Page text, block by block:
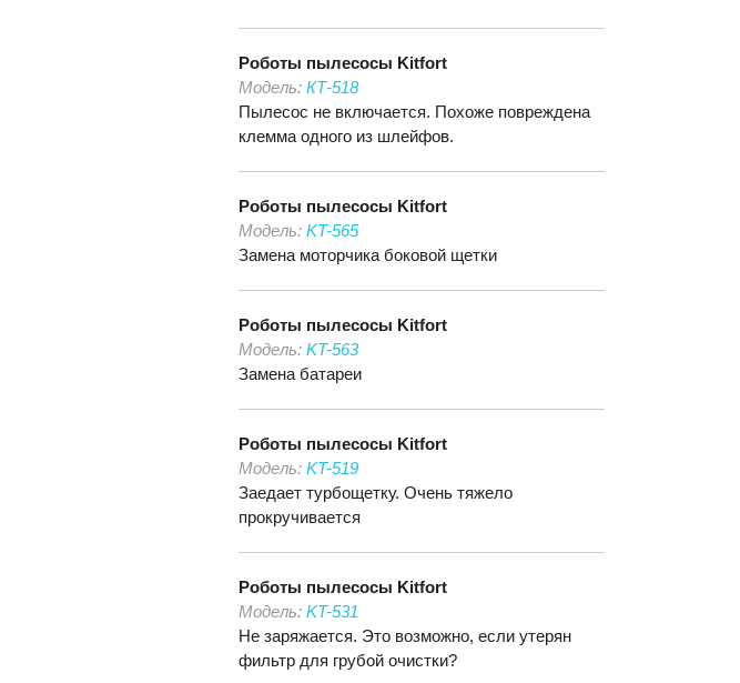
Роботы пылесосы Kitfort
Модель: КТ-518
Пылесос не включается. Похоже повреждена
клемма одного из шлейфов.
Роботы пылесосы Kitfort
Модель: KT-565
Замена моторчика боковой щетки
Роботы пылесосы Kitfort
Модель: KT-563
Замена батареи
Роботы пылесосы Kitfort
Модель: KT-519
Заедает турбощетку. Очень тяжело
прокручивается
Роботы пылесосы Kitfort
Модель: KT-531
Не заряжается. Это возможно, если утерян
фильтр для грубой очистки?